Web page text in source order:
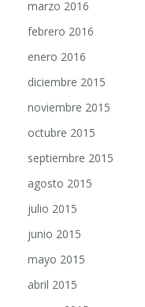
febrero 2016
enero 2016
diciembre 2015
noviembre 2015
octubre 2015
septiembre 2015
agosto 2015
julio 2015
junio 2015
mayo 2015
abril 2015
marzo 2015